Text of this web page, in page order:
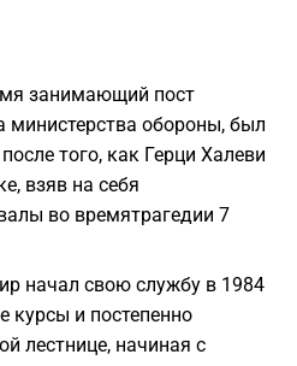
занимающий пост
министерства обороны, был
того, как Герци Халеви
взяв на себя
во времятрагедии 7
начал свою службу в 1984
курсы и постепенно
лестнице, начиная с